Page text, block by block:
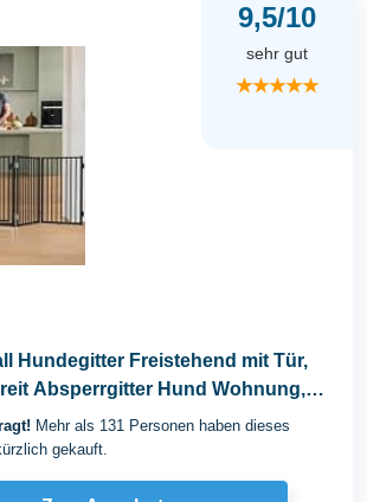
9,5/10
sehr gut
★★★★★
Hundegitter Freistehend mit Tür,
Absperrgitter Hund Wohnung,
Mehr als 131 Personen haben dieses
gekauft.